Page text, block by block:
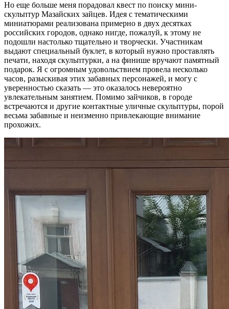
Но еще больше меня порадовал квест по поиску мини-
скульптур Мазайских зайцев. Идея с тематическими
миниатюрами реализована примерно в двух десятках
российских городов, однако нигде, пожалуй, к этому не
подошли настолько тщательно и творчески. Участникам
выдают специальный буклет, в который нужно проставлять
печати, находя скульптурки, а на финише вручают памятный
подарок. Я с огромным удовольствием провела несколько
часов, разыскивая этих забавных персонажей, и могу с
уверенностью сказать — это оказалось невероятно
увлекательным занятием. Помимо зайчиков, в городе
встречаются и другие контактные уличные скульптуры, порой
весьма забавные и неизменно привлекающие внимание
прохожих.